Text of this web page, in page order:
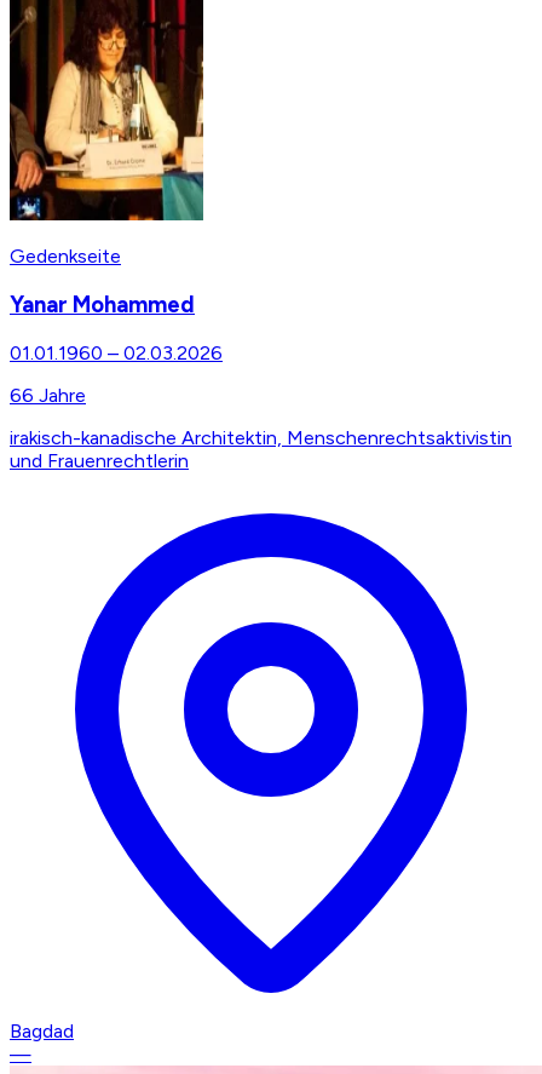
Gedenkseite
Yanar Mohammed
01.01.1960 – 02.03.2026
66 Jahre
irakisch-kanadische Architektin, Menschenrechtsaktivistin
und Frauenrechtlerin
Bagdad
—